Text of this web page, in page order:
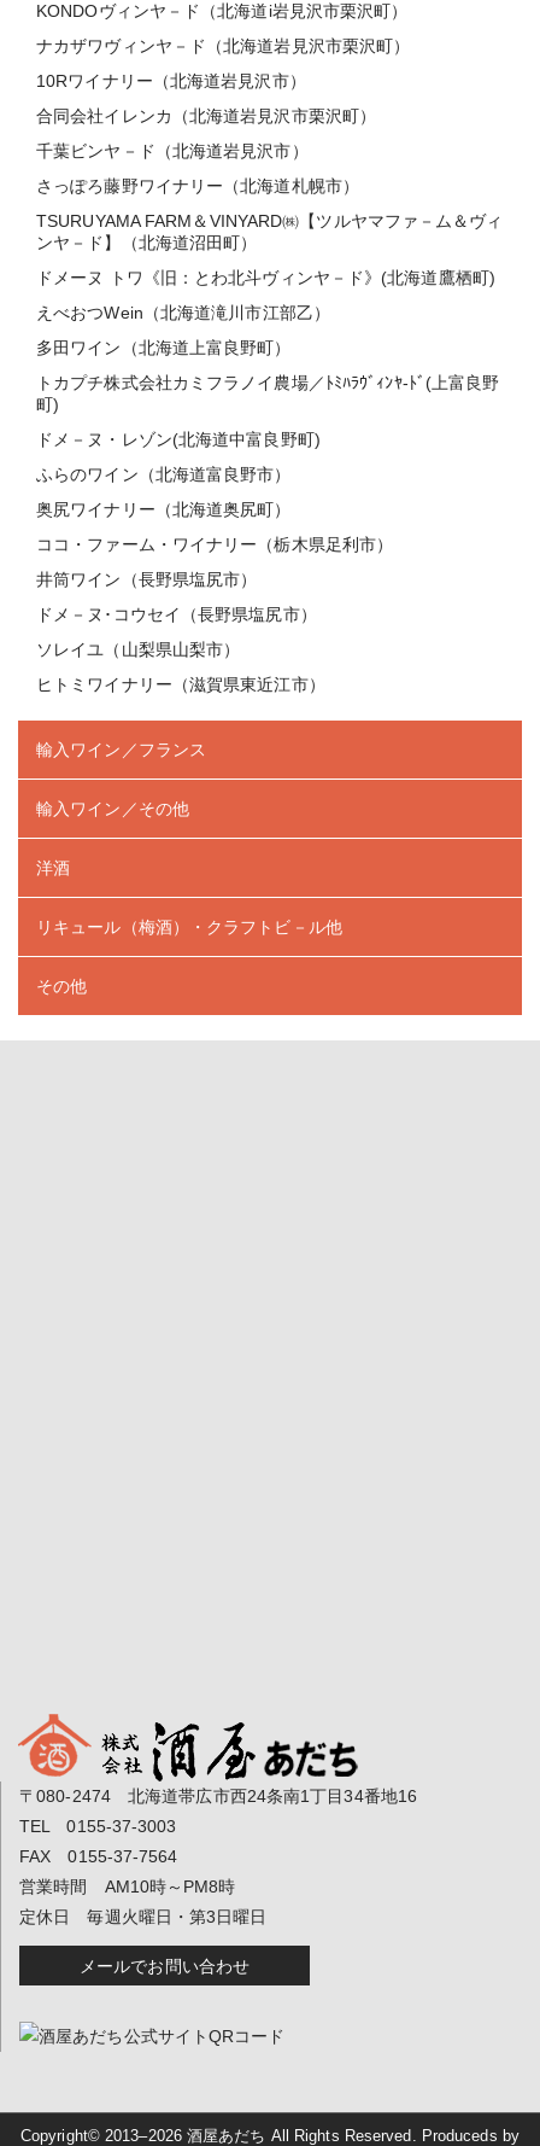
KONDOヴィンヤ－ド（北海道i岩見沢市栗沢町）
ナカザワヴィンヤ－ド（北海道岩見沢市栗沢町）
10Rワイナリー（北海道岩見沢市）
合同会社イレンカ（北海道岩見沢市栗沢町）
千葉ビンヤ－ド（北海道岩見沢市）
さっぽろ藤野ワイナリー（北海道札幌市）
TSURUYAMA FARM＆VINYARD㈱【ツルヤマファ－ム＆ヴィ
ンヤ－ド】（北海道沼田町）
ドメーヌ トワ《旧：とわ北斗ヴィンヤ－ド》(北海道鷹栖町)
えべおつWein（北海道滝川市江部乙）
多田ワイン（北海道上富良野町）
トカプチ株式会社カミフラノイ農場／ﾄﾐﾊﾗｳﾞｨﾝﾔ-ﾄﾞ(上富良野
町)
ドメ－ヌ・レゾン(北海道中富良野町)
ふらのワイン（北海道富良野市）
奥尻ワイナリー（北海道奥尻町）
ココ・ファーム・ワイナリー（栃木県足利市）
井筒ワイン（長野県塩尻市）
ドメ－ヌ･コウセイ（長野県塩尻市）
ソレイユ（山梨県山梨市）
ヒトミワイナリー（滋賀県東近江市）
輸入ワイン／フランス
輸入ワイン／その他
洋酒
リキュール（梅酒）・クラフトビ－ル他
その他
〒080-2474 北海道帯広市西24条南1丁目34番地16
TEL 0155-37-3003
FAX 0155-37-7564
営業時間 AM10時～PM8時
定休日 毎週火曜日・第3日曜日
メールでお問い合わせ
Copyright© 2013–2026酒屋あだち All Rights Reserved. Produceds by